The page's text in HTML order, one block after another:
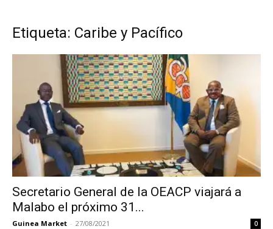
Etiqueta: Caribe y Pacífico
Secretario General de la OEACP viajará a
Malabo el próximo 31...
Guinea Market - 27/08/2021 0